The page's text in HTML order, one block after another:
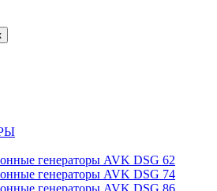
генераторы AVK DSG 62
генераторы AVK DSG 74
генераторы AVK DSG 86